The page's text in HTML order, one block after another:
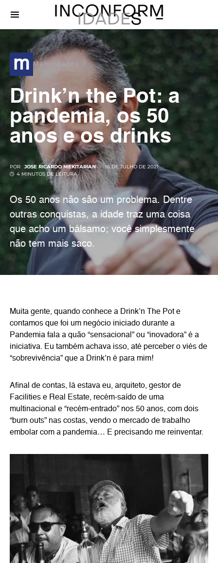
m Maturidades
Drink’n the Pot: a
pandemia, os 50
anos e os drinks
POR JOSE RICARDO MEKITARIAN
16 DE JULHO DE 2021
4 MINUTOS DE LEITURA
Os 50 anos não são um problema. Dentre
outras conquistas, a idade traz uma coisa
que acho um bálsamo; você simplesmente
não tem mais saco.
Muita gente, quando conhece a Drink’n The Pot e
contamos que foi um negócio iniciado durante a
Pandemia fala a quão “sensacional” ou “inovadora” é a
iniciativa. Eu também achava isso, até perceber o viés de
“sobrevivência” que a Drink’n é para mim!
Afinal de contas, lá estava eu, arquiteto, gestor de
Facilities e Real Estate, recém-saído de uma
multinacional e “recém-entrado” nos 50 anos, com dois
“burn outs” nas costas, vendo o mercado de trabalho
embolar com a pandemia… E precisando me reinventar.